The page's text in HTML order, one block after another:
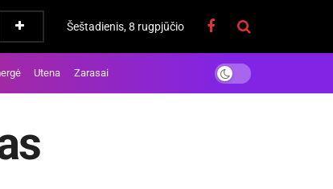
Šeštadienis, 8 rugpjūčio
Utena Zarasai